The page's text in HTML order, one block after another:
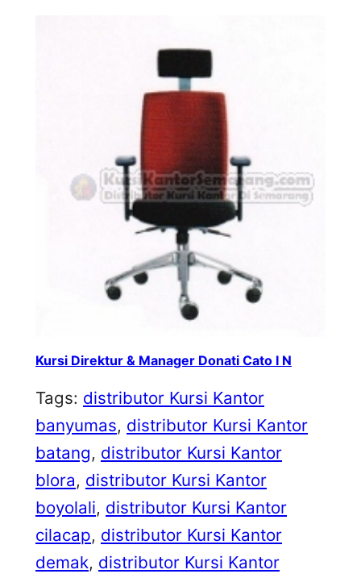
Kursi Direktur & Manager Donati Cato I N
Tags: distributor Kursi Kantor
banyumas, distributor Kursi Kantor
batang, distributor Kursi Kantor
blora, distributor Kursi Kantor
boyolali, distributor Kursi Kantor
cilacap, distributor Kursi Kantor
demak, distributor Kursi Kantor